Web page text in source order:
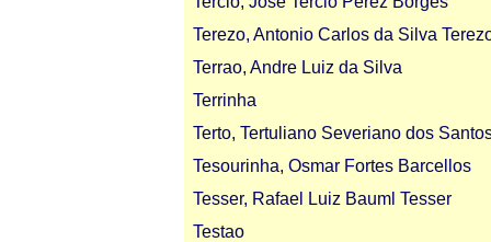
Terezo, Antonio Carlos da Silva
Terrao, Andre Luiz da Silva
Terrinha
Terto, Tertuliano Severiano dos
Tesourinha, Osmar Fortes Barcellos
Tesser, Rafael Luiz Bauml Tesser
Testao